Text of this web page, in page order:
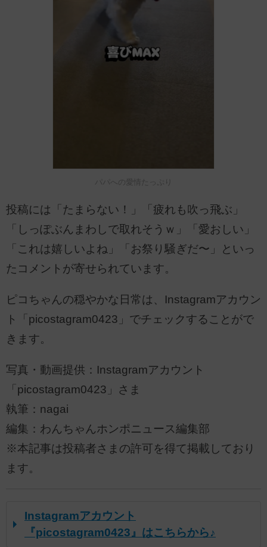
パパへの愛情たっぷり
投稿には「たまらない！」「疲れも吹っ飛ぶ」
「しっぽぶんまわしで取れそうｗ」「愛おしい」
「これは嬉しいよね」「お祭り騒ぎだ〜」といっ
たコメントが寄せられています。
ピコちゃんの穏やかな日常は、Instagramアカウン
ト「picostagram0423」でチェックすることがで
きます。
写真・動画提供：Instagramアカウント
「picostagram0423」さま
執筆：nagai
編集：わんちゃんホンポニュース編集部
※本記事は投稿者さまの許可を得て掲載しており
ます。
Instagramアカウント
『picostagram0423』はこちらから♪